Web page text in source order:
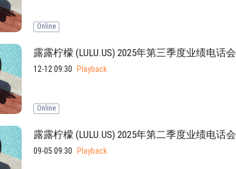
Online
露露柠檬 (LULU.US) 2025年第三季度业绩电话会
12-12 09:30 Playback
Online
露露柠檬 (LULU.US) 2025年第二季度业绩电话会
09-05 09:30 Playback